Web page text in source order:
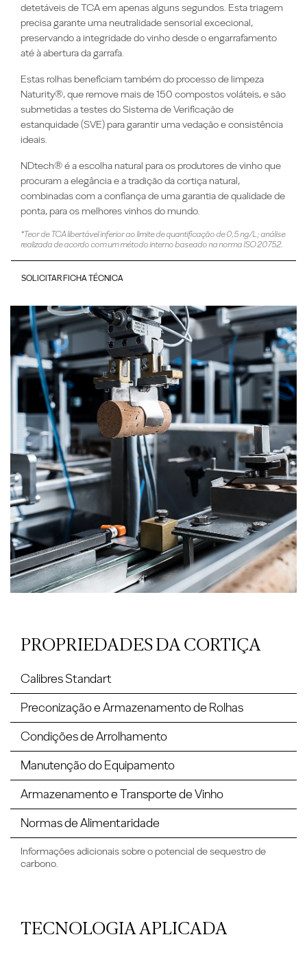
detetáveis de TCA em apenas alguns segundos. Esta triagem
precisa garante uma neutralidade sensorial excecional,
preservando a integridade do vinho desde o engarrafamento
até à abertura da garrafa.
Estas rolhas beneficiam também do processo de limpeza
Naturity®, que remove mais de 150 compostos voláteis, e são
submetidas a testes do Sistema de Verificação de
estanquidade (SVE) para garantir uma vedação e consistência
ideais.
NDtech® é a escolha natural para os produtores de vinho que
procuram a elegância e a tradição da cortiça natural,
combinadas com a confiança de uma garantia de qualidade de
ponta, para os melhores vinhos do mundo.
*Teor de TCA libertável inferior ao limite de quantificação de 0,5 ng/L; análise
realizada de acordo com um método interno baseado na norma ISO 20752.
SOLICITAR FICHA TÉCNICA
PROPRIEDADES DA CORTIÇA
Calibres Standart
Preconização e Armazenamento de Rolhas
Condições de Arrolhamento
Manutenção do Equipamento
Armazenamento e Transporte de Vinho
Normas de Alimentaridade
Informações adicionais sobre o potencial de sequestro de
carbono.
TECNOLOGIA APLICADA